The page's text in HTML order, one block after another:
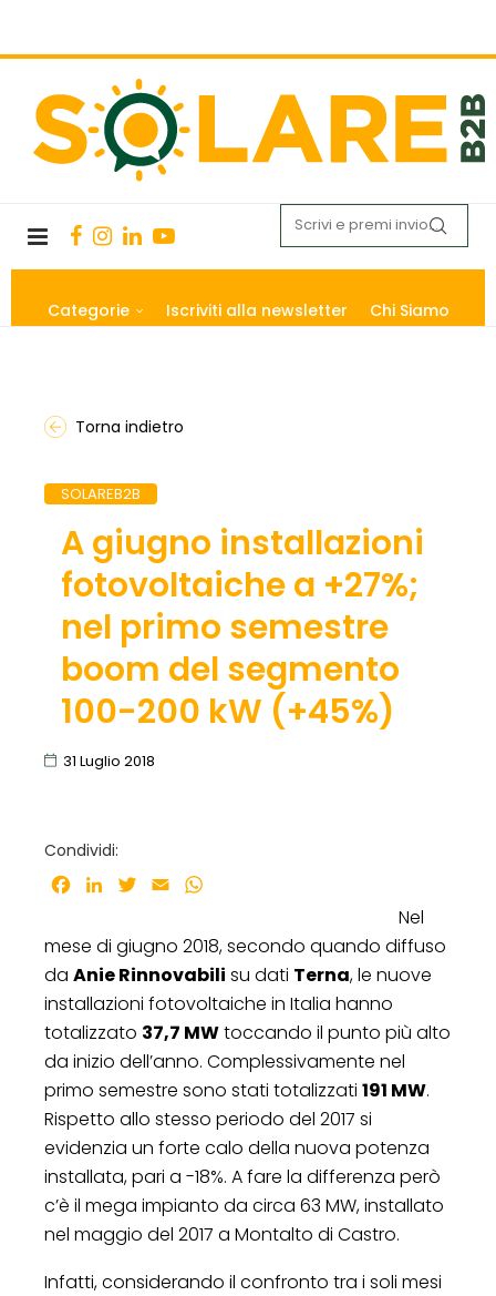
Categorie Iscriviti alla newsletter Chi Siamo
Torna indietro
SOLAREB2B
A giugno installazioni
fotovoltaiche a +27%;
nel primo semestre
boom del segmento
100-200 kW (+45%)
31 Luglio 2018
Condividi:
Facebook
LinkedInTwitter
Email
Nel
mese di giugno 2018, secondo quando diffuso
da Anie Rinnovabili su dati Terna, le nuove
installazioni fotovoltaiche in Italia hanno
totalizzato 37,7 MWtoccando il punto più alto
da inizio dell’anno. Complessivamente nel
primo semestre sono stati totalizzati 191 MW.
Rispetto allo stesso periodo del 2017 si
evidenzia un forte calo della nuova potenza
installata, pari a -18%. A fare la differenza però
c’è il mega impianto da circa 63 MW, installato
nel maggio del 2017 a Montalto di Castro.
Infatti, considerando il confronto tra i soli mesi